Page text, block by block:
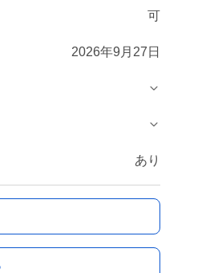
可
2026年9月27日
あり